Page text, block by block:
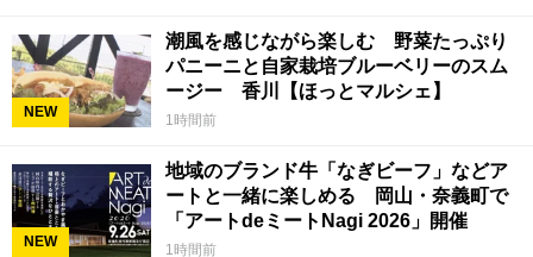
NEW
潮風を感じながら楽しむ 野菜たっぷり
パニーニと自家栽培ブルーベリーのスム
ージー 香川【ほっとマルシェ】
1時間前
NEW
地域のブランド牛「なぎビーフ」などア
ートと一緒に楽しめる 岡山・奈義町で
「アートdeミートNagi 2026」開催
1時間前